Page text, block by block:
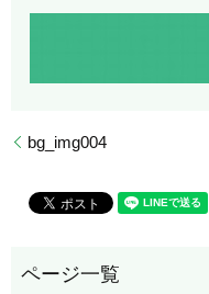
bg_img004